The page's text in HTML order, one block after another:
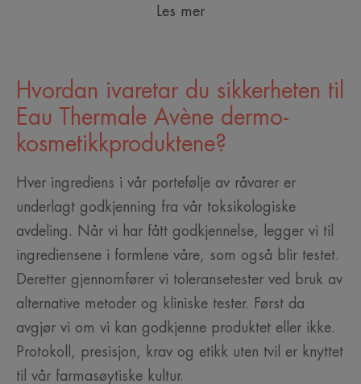
Les mer
Hvordan ivaretar du sikkerheten til
Eau Thermale Avène dermo-
kosmetikkproduktene?
Hver ingrediens i vår portefølje av råvarer er
underlagt godkjenning fra vår toksikologiske
avdeling. Når vi har fått godkjennelse, legger vi til
ingrediensene i formlene våre, som også blir testet.
Deretter gjennomfører vi toleransetester ved bruk av
alternative metoder og kliniske tester. Først da
avgjør vi om vi kan godkjenne produktet eller ikke.
Protokoll, presisjon, krav og etikk uten tvil er knyttet
til vår farmasøytiske kultur.